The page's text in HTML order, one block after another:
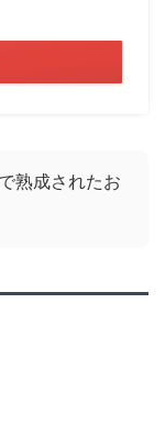
熟成されたお